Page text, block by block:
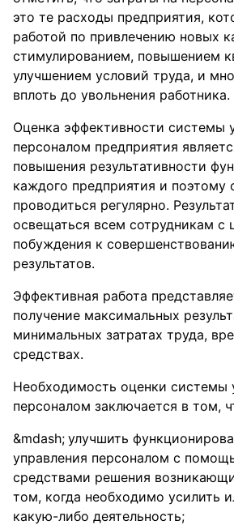
это те расходы предприятия,
работой по привлечению новых
стимулированием, повышением
улучшением условий труда, и
вплоть до увольнения работника.
Оценка эффективности системы
персоналом предприятия
повышения результативности
каждого предприятия и поэтому
проводиться регулярно.
освещаться всем сотрудникам с
побуждения к
результатов.
Эффективная работа
получение максимальных
минимальных затратах труда,
средствах.
Необходимость оценки системы
персоналом заключается в том,
улучшить
управления персоналом с
средствами решения
том, когда необходимо усилить
какую-либо деятельность;